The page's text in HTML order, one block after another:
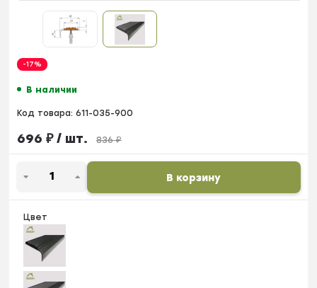
-17%
В наличии
Код товара: 611-035-900
696 ₽/ шт. 836₽
В корзину
Цвет